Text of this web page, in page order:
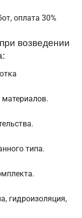
оплата 30%
возведении
типа.
гидроизоляция,